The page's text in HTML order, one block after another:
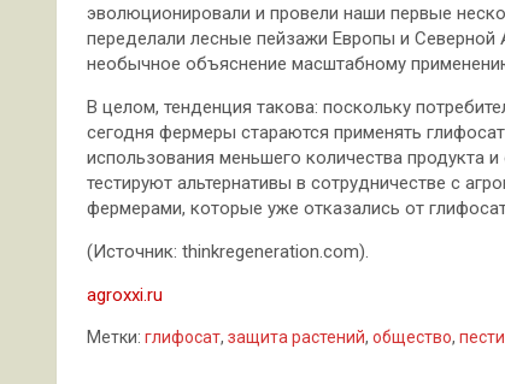
эволюционировали и провели наши первые
переделали лесные пейзажи Европы и
необычное объяснение масштабному
В целом, тенденция такова: поскольку
сегодня фермеры стараются применять
использования меньшего количества продукта
тестируют альтернативы в сотрудничестве с
фермерами, которые уже отказались от
(Источник: thinkregeneration.com).
agroxxi.ru
Метки: глифосат, защита растений, общество,